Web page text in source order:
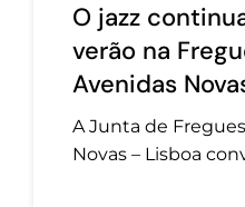
O jazz
verão na
Avenidas
A Junta de
Novas – Lisboa